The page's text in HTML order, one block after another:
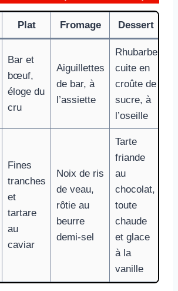
Plat Fromage Dessert
Bar et
bœuf,
éloge du
cru
Aiguillettes
de bar, à
l’assiette
Rhubarbe
cuite en
croûte de
sucre, à
l’oseille
Fines
tranches
et
tartare
au
caviar
Noix de ris
de veau,
rôtie au
beurre
demi-sel
Tarte
friande
au
chocolat,
toute
chaude
et glace
à la
vanille